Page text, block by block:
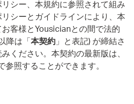
シー、本規約に参照されて組み
シーとガイドラインにより、本
客様とYousicianとの間で法的
降は「 本契約 」と表記) が締結さ
ください。本契約の最新版は、
参照することができます。